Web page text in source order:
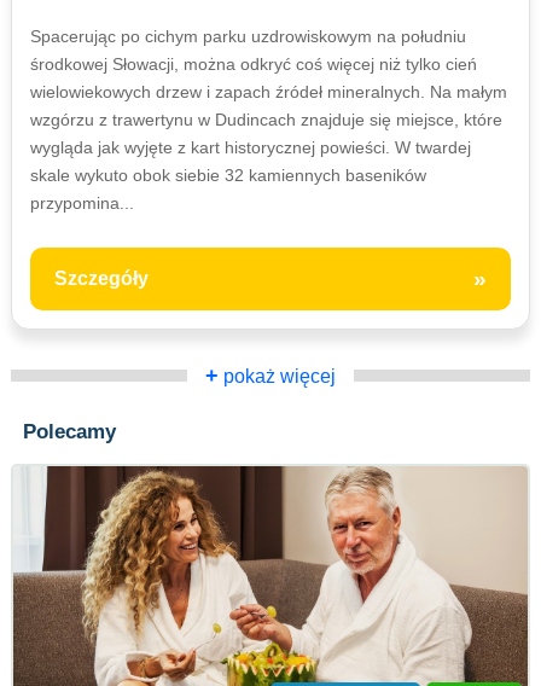
Spacerując po cichym parku uzdrowiskowym na południu
środkowej Słowacji, można odkryć coś więcej niż tylko cień
wielowiekowych drzew i zapach źródeł mineralnych. Na małym
wzgórzu z trawertynu w Dudincach znajduje się miejsce, które
wygląda jak wyjęte z kart historycznej powieści. W twardej
skale wykuto obok siebie 32 kamiennych baseników
przypomina...
Szczegóły »
+ pokaż więcej
Polecamy